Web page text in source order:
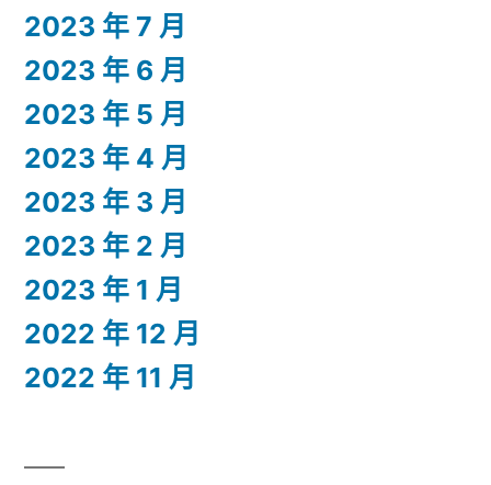
2023 年 7 月
2023 年 6 月
2023 年 5 月
2023 年 4 月
2023 年 3 月
2023 年 2 月
2023 年 1 月
2022 年 12 月
2022 年 11 月